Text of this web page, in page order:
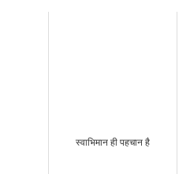
स्वाभिमान ही पहचान है